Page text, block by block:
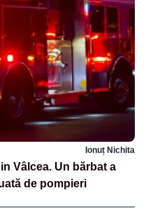
Ionuț Nichita
Vâlcea. Un bărbat a
de pompieri